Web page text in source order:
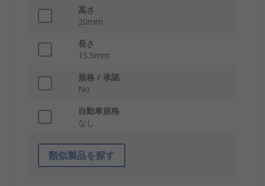
高さ
20mm
長さ
15.5mm
規格 / 承認
No
自動車規格
なし
類似製品を探す